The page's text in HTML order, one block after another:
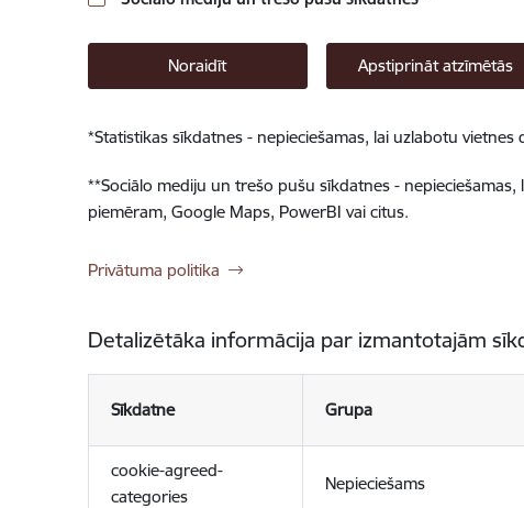
Noraidīt Apstiprināt atzīmētās
*Statistikas sīkdatnes - nepieciešamas, lai uzlabotu
**Sociālo mediju un trešo pušu sīkdatnes -
piemēram, Google Maps, PowerBI vai citus.
Privātuma politika
Detalizētāka informācija par izmantotajām
Sīkdatne Grupa
cookie-agreed-
categories
Nepieciešams